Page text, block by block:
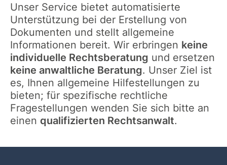
Unser Service bietet automatisierte
Unterstützung bei der Erstellung von
Dokumenten und stellt allgemeine
Informationen bereit. Wir erbringen keine
individuelle Rechtsberatung und ersetzen
keine anwaltliche Beratung. Unser Ziel ist
es, Ihnen allgemeine Hilfestellungen zu
bieten; für spezifische rechtliche
Fragestellungen wenden Sie sich bitte an
einen qualifizierten Rechtsanwalt.